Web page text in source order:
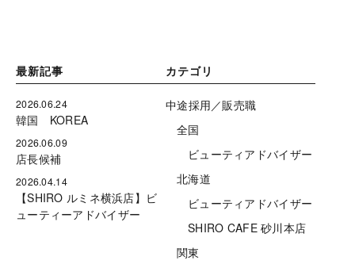
最新記事
2026.06.24
韓国 KOREA
2026.06.09
店長候補
2026.04.14
【SHIRO ルミネ横浜店】ビ
ューティーアドバイザー
カテゴリ
中途採用／販売職
全国
ビューティアドバイザー
北海道
ビューティアドバイザー
SHIRO CAFE 砂川本店
関東